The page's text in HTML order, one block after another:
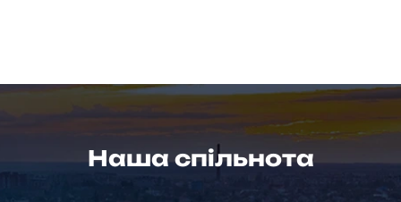
Наша спільнота